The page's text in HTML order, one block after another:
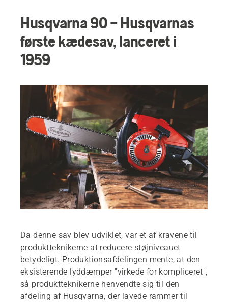
Anbefalede produkter
Husqvarna 90 – Husqvarnas
første kædesav, lanceret i
1959
Da denne sav blev udviklet, var et af kravene til
produktteknikerne at reducere støjniveauet
betydeligt. Produktionsafdelingen mente, at den
eksisterende lyddæmper "virkede for kompliceret",
så produktteknikerne henvendte sig til den
afdeling af Husqvarna, der lavede rammer til